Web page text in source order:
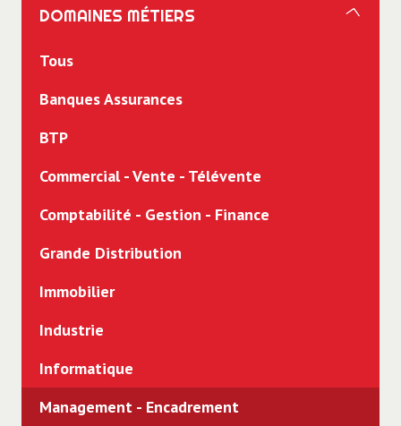
CDD
Intérim
Freelance
Alternance
Stage
DOMAINES MÉTIERS
Tous
Banques Assurances
BTP
Commercial - Vente - Télévente
Comptabilité - Gestion - Finance
Grande Distribution
Immobilier
Industrie
Informatique
Management - Encadrement